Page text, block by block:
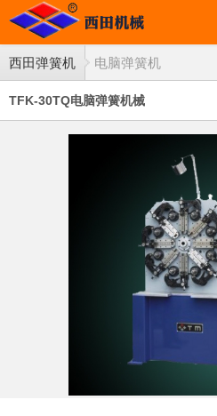
西田弹簧机 电脑弹簧机
TFK-30TQ电脑弹簧机械